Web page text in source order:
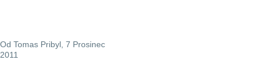
Od Tomas Pribyl , 7 Prosinec
2011